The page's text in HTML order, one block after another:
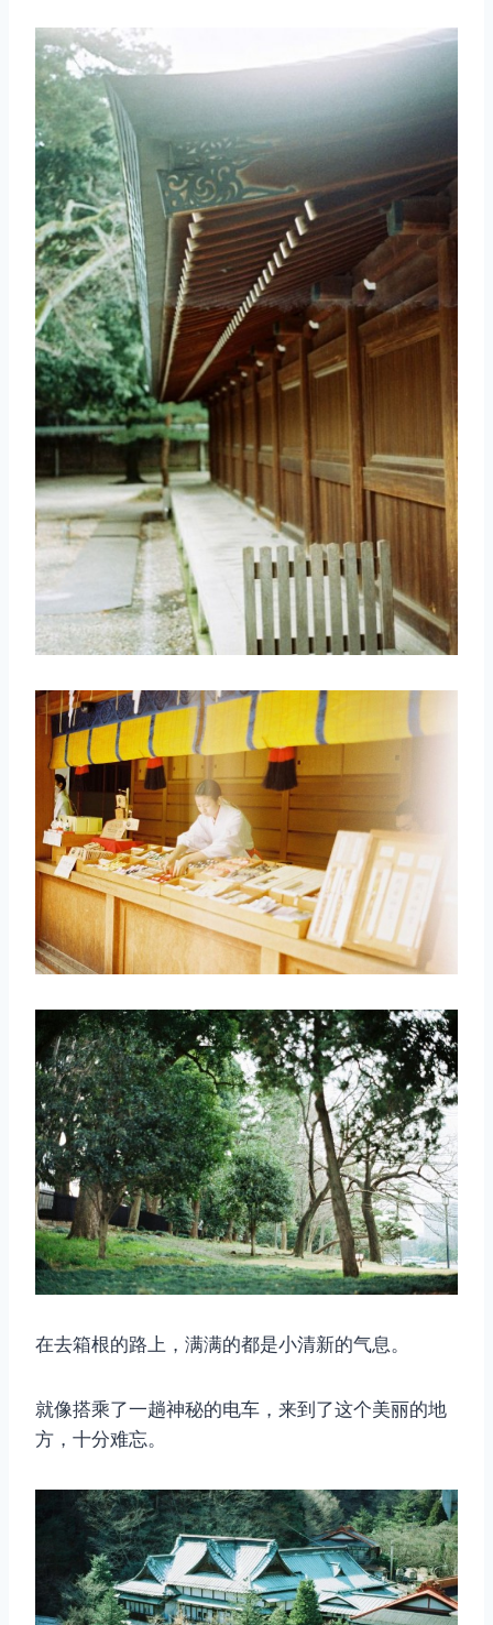
在去箱根的路上，满满的都是小清新的气息。
就像搭乘了一趟神秘的电车，来到了这个美丽的地
方，十分难忘。